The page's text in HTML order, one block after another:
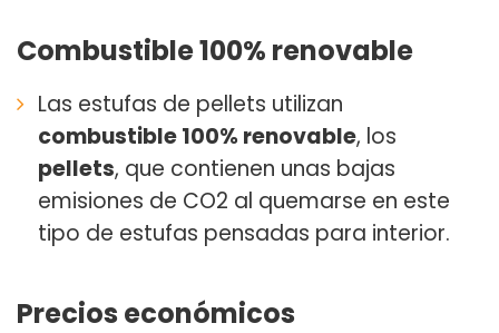
Combustible 100% renovable
Las estufas de pellets utilizan
combustible 100% renovable, los
pellets, que contienen unas bajas
emisiones de CO2 al quemarse en este
tipo de estufas pensadas para interior.
Precios económicos